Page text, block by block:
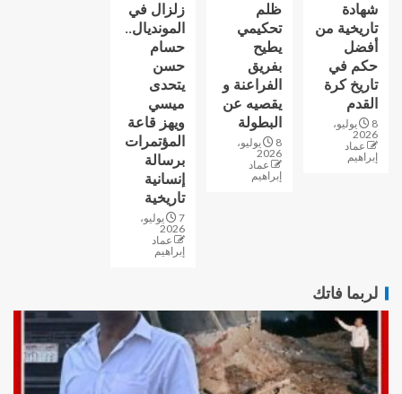
شهادة
تاريخية من
أفضل
حكم في
تاريخ كرة
القدم
8 يوليو،
2026
عماد
إبراهيم
ظلم
تحكيمي
يطيح
بفريق
الفراعنة و
يقصيه عن
البطولة
8 يوليو،
2026
عماد
إبراهيم
زلزال في
المونديال..
حسام
حسن
يتحدى
ميسي
ويهز قاعة
المؤتمرات
برسالة
إنسانية
تاريخية
7 يوليو،
2026
عماد
إبراهيم
لربما فاتك